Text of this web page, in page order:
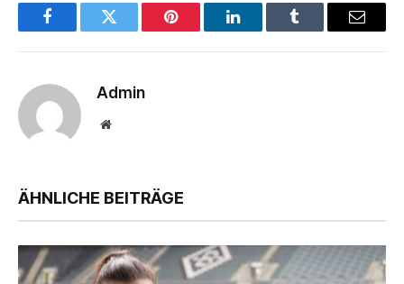
FacebookTwitter Pinterest LinkedInTumblr Email
Admin
Website
ÄHNLICHE BEITRÄGE